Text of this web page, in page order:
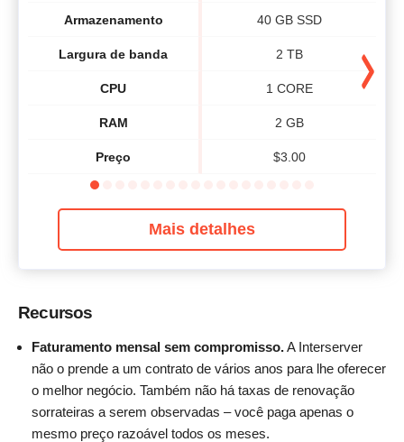
Armazenamento
Largura de banda
CPU
RAM
Preço
40 GB SSD
2 TB
1 CORE
2 GB
$3.00
Mais detalhes
Recursos
Faturamento mensal sem compromisso.A Interserver
não o prende a um contrato de vários anos para lhe oferecer
o melhor negócio. Também não há taxas de renovação
sorrateiras a serem observadas – você paga apenas o
mesmo preço razoável todos os meses.